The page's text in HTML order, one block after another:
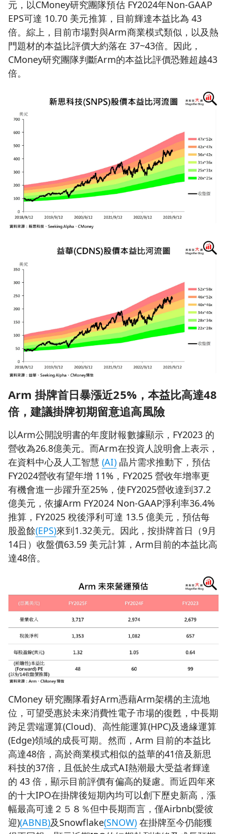
元，以CMoney研究團隊預估 FY2024年Non-GAAP
EPS可達 10.70 美元推算，目前輝達本益比為 43
倍。綜上，目前市場對與Arm商業模式類似，以及熱
門題材的本益比評價大約落在 37~43倍。因此，
CMoney研究團隊判斷Arm的本益比評價恐難超越43
倍。
Arm 掛牌首日暴漲近25%，本益比高達48
倍，建議掛牌初期留意追高風險
以Arm公開說明書的年度財報數據顯示，FY2023 的
營收為26.8億美元。而Arm在投資人說明會上表示，
在資料中心及人工智慧(AI)晶片需求推動下，預估
FY2024營收有望年增 11%，FY2025 營收年增率更
有機會進一步躍升至25%，使FY2025營收達到37.2
億美元，依據Arm FY2024 Non-GAAP淨利率36.4%
推算，FY2025 稅後淨利可達 13.5 億美元，預估每
股盈餘(EPS)來到1.32美元。因此，按掛牌首日（9月
14日）收盤價63.59 美元計算，Arm目前的本益比高
達48倍。
CMoney 研究團隊看好Arm憑藉Arm架構的主流地
位，可望受惠於未來消費性電子市場的復甦，中長期
跨足雲端運算(Cloud)、高性能運算(HPC)及邊緣運算
(Edge)領域的成長可期。然而，Arm 目前的本益比
高達48倍，高於商業模式相似的益華的41倍及新思
科技的37倍，且低於生成式AI熱潮最大受益者輝達
的 43 倍，顯示目前評價有偏高的疑慮。而近四年來
的十大IPO在掛牌後短期內均可以創下歷史新高，漲
幅最高可達２５８％但中長期而言，僅Airbnb(愛彼
迎)(ABNB)及Snowflake(SNOW)在掛牌至今仍能獲